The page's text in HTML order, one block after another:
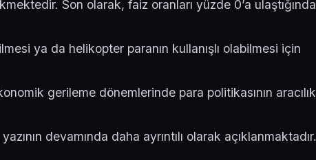
Son olarak, faiz oranları yüzde 0’a ulaştığında
ya da helikopter paranın kullanışlı olabilmesi için
gerileme dönemlerinde para politikasının aracılık
devamında daha ayrıntılı olarak açıklanmaktadır.